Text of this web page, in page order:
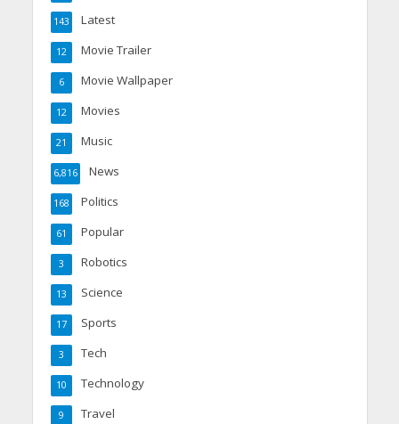
Latest
143
Movie Trailer
12
Movie Wallpaper
6
Movies
12
Music
21
News
6,816
Politics
168
Popular
61
Robotics
3
Science
13
Sports
17
Tech
3
Technology
10
Travel
9